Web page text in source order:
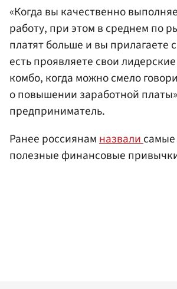
«Когда вы качественно
работу, при этом в среднем по
платят больше и вы прилагаете
есть проявляете свои
комбо, когда можно смело
о повышении заработной
предприниматель.
Ранее россиянамназвали
полезные финансовые